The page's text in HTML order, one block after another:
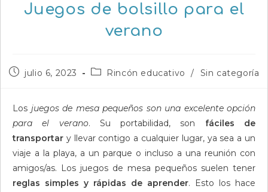
Juegos de bolsillo para el
verano
Publicación
entrada:
julio 6, 2023
Categoría
entrada:
Rincón educativo / Sin categoría
Los juegos de mesa pequeños son una excelente opción
para el verano. Su portabilidad, son fáciles de
transportar y llevar contigo a cualquier lugar, ya sea a un
viaje a la playa, a un parque o incluso a una reunión con
amigos/as. Los juegos de mesa pequeños suelen tener
reglas simples y rápidas de aprender. Esto los hace